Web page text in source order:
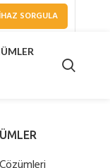
SORGULA